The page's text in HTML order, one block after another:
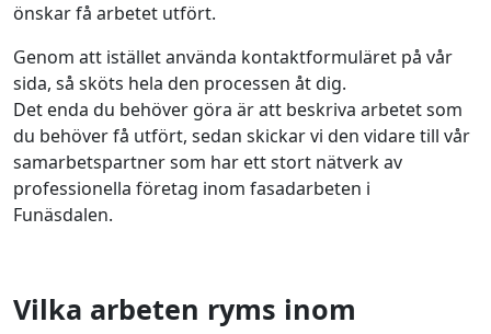
önskar få arbetet utfört.
Genom att istället använda kontaktformuläret på vår
sida, så sköts hela den processen åt dig.
Det enda du behöver göra är att beskriva arbetet som
du behöver få utfört, sedan skickar vi den vidare till vår
samarbetspartner som har ett stort nätverk av
professionella företag inom fasadarbeten i
Funäsdalen.
Vilka arbeten ryms inom